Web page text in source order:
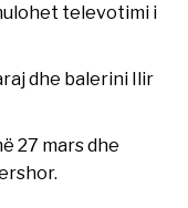
televotimi i
dhe balerini Ilir
27 mars dhe